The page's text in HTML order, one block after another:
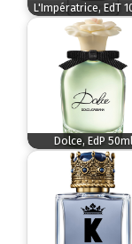
L'Impératrice, EdT
Dolce, EdP 50ml